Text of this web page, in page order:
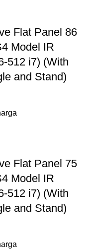
Flat Panel 86
Model IR
512 i7) (With
and Stand)
Flat Panel 75
Model IR
512 i7) (With
and Stand)